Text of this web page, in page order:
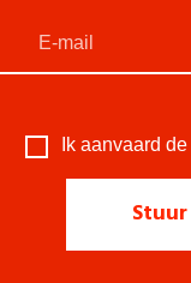
Ik aanvaard de